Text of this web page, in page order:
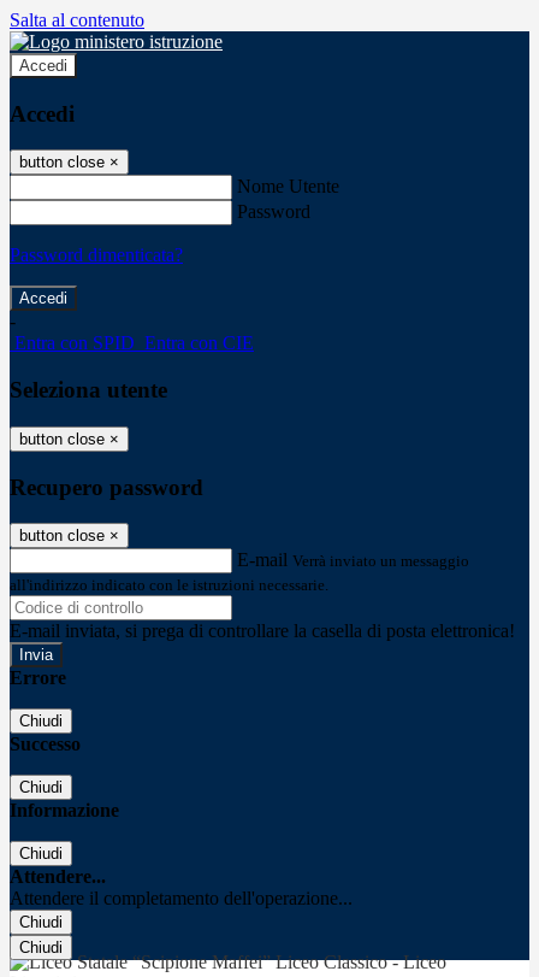
Salta al contenuto
Accedi
Accedi
button close ×
Nome Utente
Password
Password dimenticata?
-
Entra con SPID Entra con CIE
Seleziona utente
button close ×
Recupero password
button close ×
E-mail Verrà inviato un messaggio
all'indirizzo indicato con le istruzioni necessarie.
E-mail inviata, si prega di controllare la casella di posta elettronica!
Errore
Chiudi
Successo
Chiudi
Informazione
Chiudi
Attendere...
Attendere il completamento dell'operazione...
Chiudi
Chiudi